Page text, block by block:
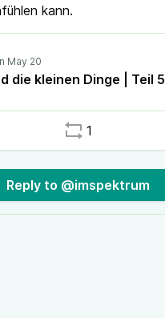
kann.
die kleinen Dinge | Teil 5
1
Reply to @imspektrum